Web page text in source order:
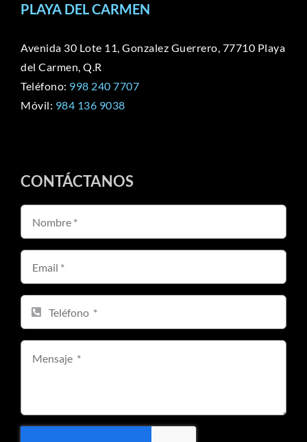
PLAYA DEL CARMEN
Avenida 30 Lote 11, Gonzalez Guerrero, 77710 Playa
del Carmen, Q.R
Teléfono: 998 240 7707
Móvil: 984 136 9038
CONTÁCTANOS